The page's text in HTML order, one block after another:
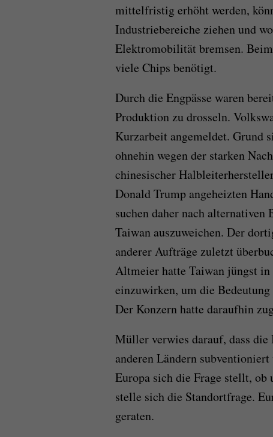
mittelfristig erhöht werden,
Industriebereiche ziehen und
Elektromobilität bremsen.
viele Chips benötigt.
Durch die Engpässe waren
Produktion zu drosseln.
Kurzarbeit angemeldet. Grund
ohnehin wegen der starken
chinesischer
Donald Trump angeheizten
suchen daher nach alternativen
Taiwan auszuweichen. Der
anderer Aufträge zuletzt
Altmeier hatte Taiwan jüngst
einzuwirken, um die
Der Konzern hatte daraufhin
Müller verwies darauf, dass
anderen Ländern
Europa sich die Frage stellt,
stelle sich die Standortfrage.
geraten.